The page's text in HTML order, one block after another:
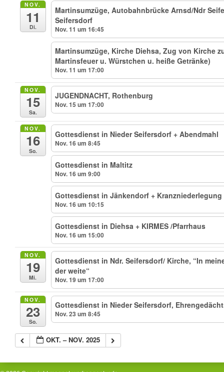
NOV.
11
Di.
Martinsumzüge, Autobahnbrücke Arnsd/Ndr
Seifersdorf
Nov. 11 um 16:45
Martinsumzüge, Kirche Diehsa, Zug von Kirche
Martinsfeuer u. Würstchen u. heiße Getränke)
Nov. 11 um 17:00
NOV.
15
Sa.
JUGENDNACHT, Rothenburg
Nov. 15 um 17:00
NOV.
16
So.
Gottesdienst in Nieder Seifersdorf + Abendmahl
Nov. 16 um 8:45
Gottesdienst in Maltitz
Nov. 16 um 9:00
Gottesdienst in Jänkendorf + Kranzniederlegung
Nov. 16 um 10:15
Gottesdienst in Diehsa + KIRMES /Pfarrhaus
Nov. 16 um 15:00
NOV.
19
Mi.
Gottesdienst in Ndr. Seifersdorf/ Kirche, “In
der weite“
Nov. 19 um 17:00
NOV.
23
So.
Gottesdienst in Nieder Seifersdorf,
Nov. 23 um 8:45
OKT. – NOV. 2025